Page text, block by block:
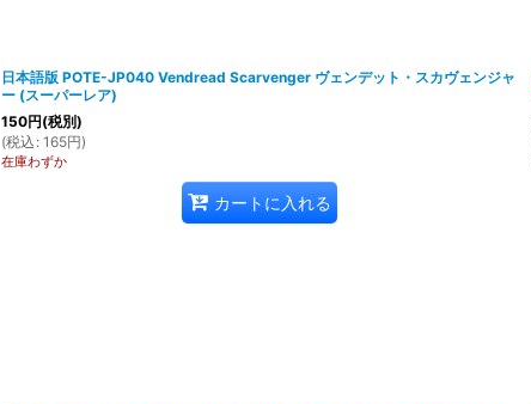
日本語版 POTE-JP040 Vendread Scarvenger ヴェンデット・スカヴェンジャ
ー (スーパーレア)
150円(税別)
(税込 : 165円)
在庫わずか
カートに入れる